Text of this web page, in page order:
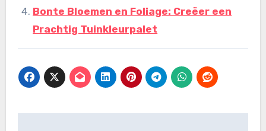
Bonte Bloemen en Foliage: Creëer een
Prachtig Tuinkleurpalet